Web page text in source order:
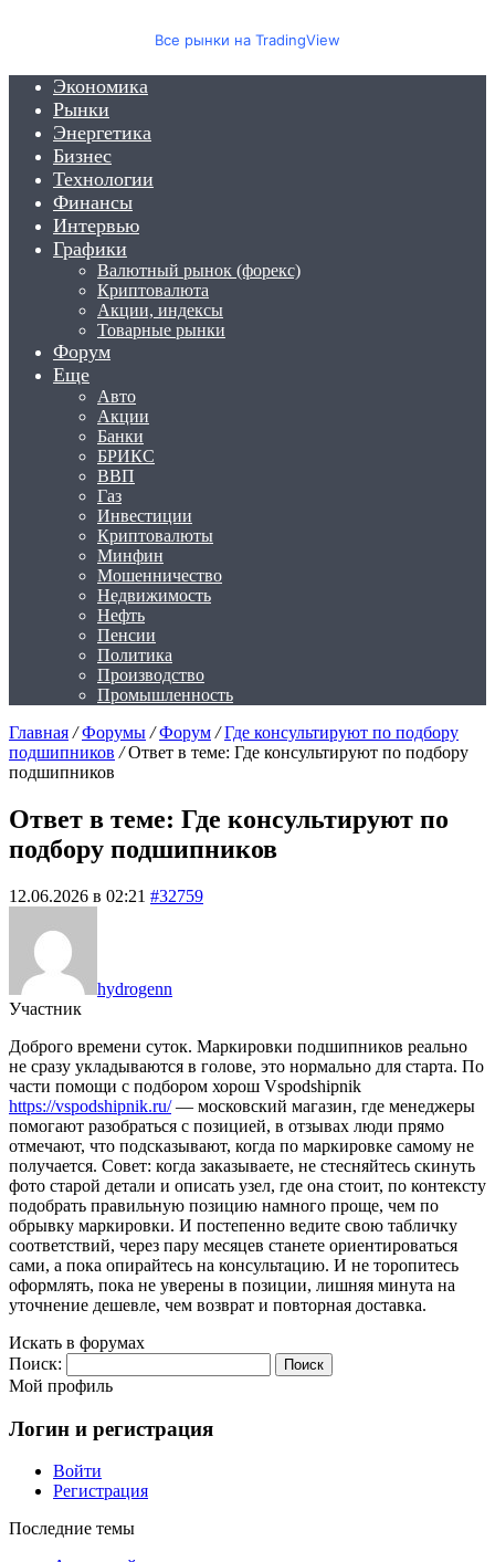
Все рынки на TradingView
Экономика
Рынки
Энергетика
Бизнес
Технологии
Финансы
Интервью
Графики
Валютный рынок (форекс)
Криптовалюта
Акции, индексы
Товарные рынки
Форум
Еще
Авто
Акции
Банки
БРИКС
ВВП
Газ
Инвестиции
Криптовалюты
Минфин
Мошенничество
Недвижимость
Нефть
Пенсии
Политика
Производство
Промышленность
Главная / Форумы / Форум / Где консультируют по подбору
подшипников / Ответ в теме: Где консультируют по подбору
подшипников
Ответ в теме: Где консультируют по
подбору подшипников
12.06.2026 в 02:21 #32759
hydrogenn
Участник
Доброго времени суток. Маркировки подшипников реально
не сразу укладываются в голове, это нормально для старта. По
части помощи с подбором хорош Vspodshipnik
https://vspodshipnik.ru/— московский магазин, где менеджеры
помогают разобраться с позицией, в отзывах люди прямо
отмечают, что подсказывают, когда по маркировке самому не
получается. Совет: когда заказываете, не стесняйтесь скинуть
фото старой детали и описать узел, где она стоит, по контексту
подобрать правильную позицию намного проще, чем по
обрывку маркировки. И постепенно ведите свою табличку
соответствий, через пару месяцев станете ориентироваться
сами, а пока опирайтесь на консультацию. И не торопитесь
оформлять, пока не уверены в позиции, лишняя минута на
уточнение дешевле, чем возврат и повторная доставка.
Искать в форумах
Поиск:
Мой профиль
Логин и регистрация
Войти
Регистрация
Последние темы